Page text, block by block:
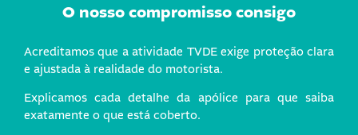
O nosso compromisso consigo
Acreditamos que a atividade TVDE exige proteção clara
e ajustada à realidade do motorista.
Explicamos cada detalhe da apólice para que saiba
exatamente o que está coberto.